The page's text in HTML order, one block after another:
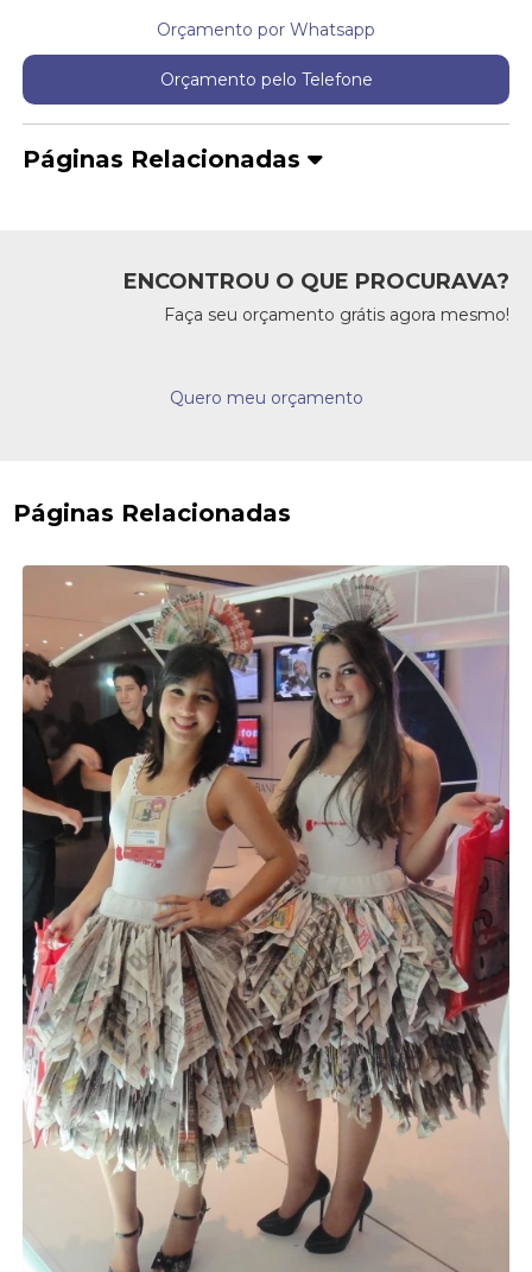
Orçamento por Whatsapp
Orçamento pelo Telefone
Páginas Relacionadas
ENCONTROU O QUE PROCURAVA?
Faça seu orçamento grátis agora mesmo!
Quero meu orçamento
Páginas Relacionadas